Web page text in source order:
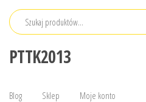
Przejdź
PTTK2013
Blog Sklep Moje konto